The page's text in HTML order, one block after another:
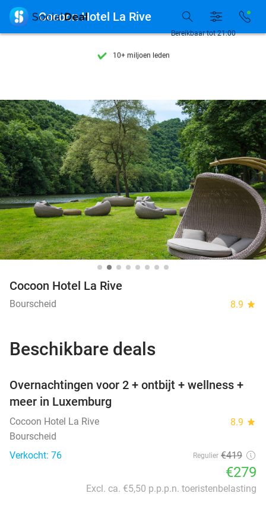
7 dagen per week beschikbaar
10+ miljoen leden
7 dagen per week beschikbaar
10+ miljoen leden
Bereikbaar tot 21:00
 Cocoon Hotel La Rive
Cocoon Hotel La Rive
Bourscheid 8.9 star
Beschikbare deals
Overnachtingen voor 2 + ontbijt + wellness +
meer in Luxemburg
Cocoon Hotel La Rive 8.9 star
Bourscheid
Verkocht: 76
Regulier €419
€279
Excl. ca. €5,50 p.p.p.n. toeristenbelasting